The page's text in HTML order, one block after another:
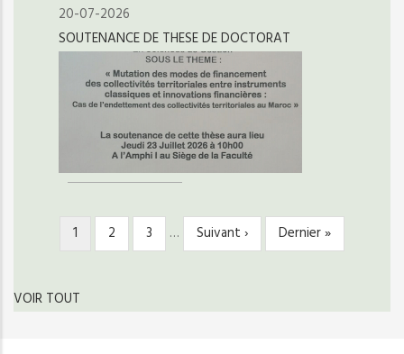
20-07-2026
SOUTENANCE DE THESE DE DOCTORAT
PAGINATION
Page
courante
1 Page
2 Page
3 …
Page
suivante
Suivant ›
Dernière
page
Dernier »
VOIR TOUT